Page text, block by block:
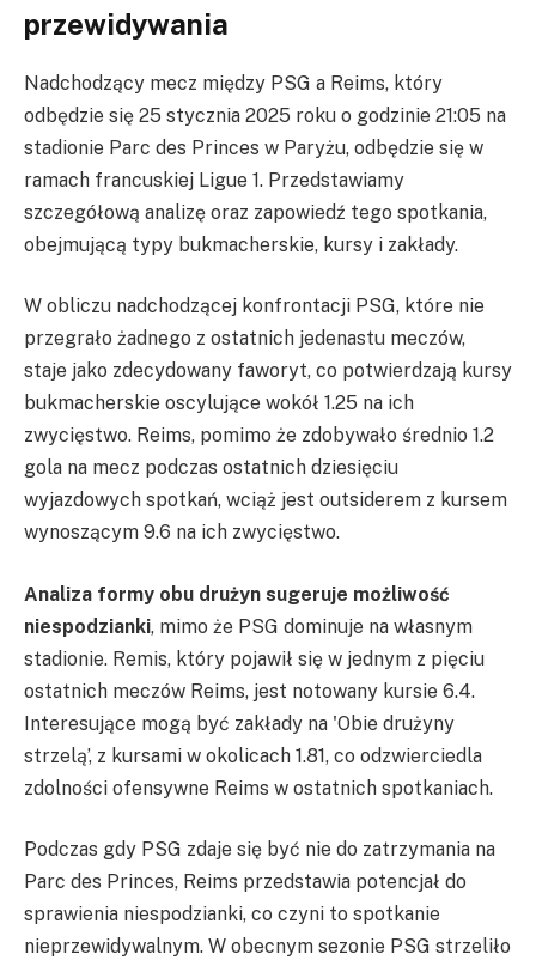
przewidywania
Nadchodzący mecz między PSG a Reims, który
odbędzie się 25 stycznia 2025 roku o godzinie 21:05 na
stadionie Parc des Princes w Paryżu, odbędzie się w
ramach francuskiej Ligue 1. Przedstawiamy
szczegółową analizę oraz zapowiedź tego spotkania,
obejmującą typy bukmacherskie, kursy i zakłady.
W obliczu nadchodzącej konfrontacji PSG, które nie
przegrało żadnego z ostatnich jedenastu meczów,
staje jako zdecydowany faworyt, co potwierdzają kursy
bukmacherskie oscylujące wokół 1.25 na ich
zwycięstwo. Reims, pomimo że zdobywało średnio 1.2
gola na mecz podczas ostatnich dziesięciu
wyjazdowych spotkań, wciąż jest outsiderem z kursem
wynoszącym 9.6 na ich zwycięstwo.
Analiza formy obu drużyn sugeruje możliwość
niespodzianki, mimo że PSG dominuje na własnym
stadionie. Remis, który pojawił się w jednym z pięciu
ostatnich meczów Reims, jest notowany kursie 6.4.
Interesujące mogą być zakłady na 'Obie drużyny
strzelą’, z kursami w okolicach 1.81, co odzwierciedla
zdolności ofensywne Reims w ostatnich spotkaniach.
Podczas gdy PSG zdaje się być nie do zatrzymania na
Parc des Princes, Reims przedstawia potencjał do
sprawienia niespodzianki, co czyni to spotkanie
nieprzewidywalnym. W obecnym sezonie PSG strzeliło